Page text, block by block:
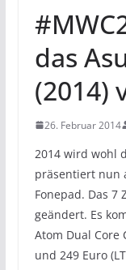
das
(2014)
26. Februar 2014
2014 wird wohl
präsentiert nun
Fonepad. Das 7
geändert. Es
Atom Dual Core
und 249 Euro